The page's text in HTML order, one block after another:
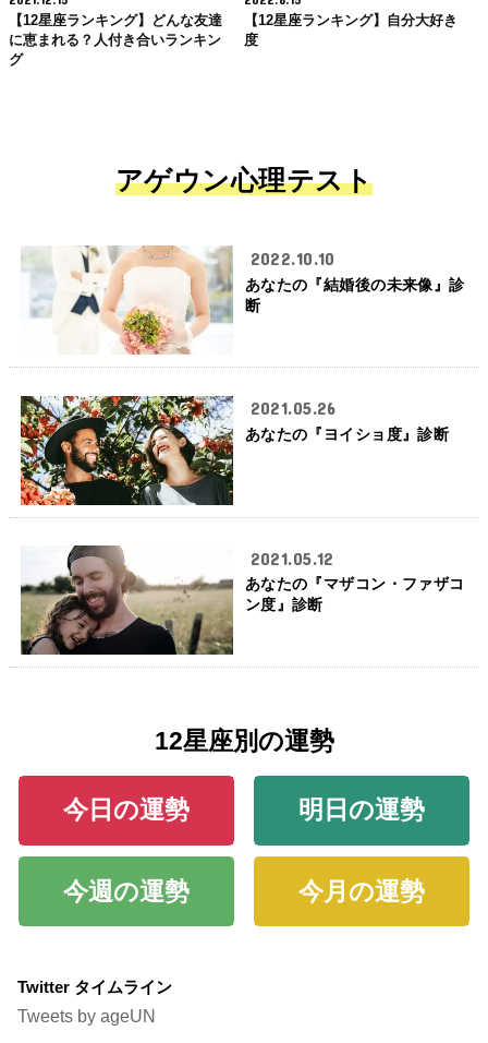
【12星座ランキング】どんな友達
に恵まれる？人付き合いランキン
グ
【12星座ランキング】自分大好き
度
アゲウン心理テスト
2022.10.10
あなたの『結婚後の未来像』診
断
2021.05.26
あなたの『ヨイショ度』診断
2021.05.12
あなたの『マザコン・ファザコ
ン度』診断
12星座別の運勢
今日の運勢 明日の運勢
今週の運勢 今月の運勢
Twitter タイムライン
Tweets by ageUN